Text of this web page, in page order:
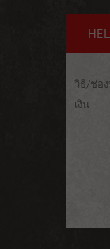
วิธี/ช่อง
เงิน